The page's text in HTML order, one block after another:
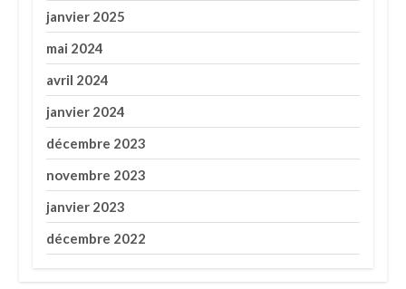
janvier 2025
mai 2024
avril 2024
janvier 2024
décembre 2023
novembre 2023
janvier 2023
décembre 2022